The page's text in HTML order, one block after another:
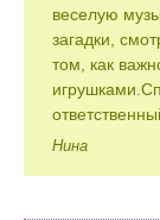
веселую
загадки,
том, как
Нина